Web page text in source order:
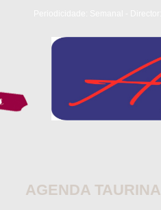
AGENDA TAURINA